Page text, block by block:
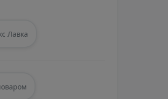
Лавка